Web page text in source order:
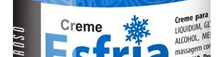
AÑADIR AL
CARRITO